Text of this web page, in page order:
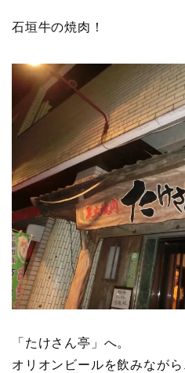
石垣牛の焼肉！
「たけさん亭」へ。
オリオンビールを飲みなが